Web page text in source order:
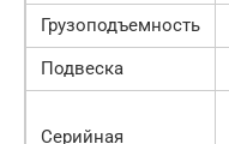
Грузоподъемность
Подвеска
Серийная